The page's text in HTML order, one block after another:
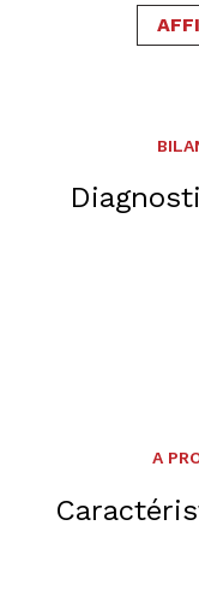
une salle de bain
accessible par
dotée d'un
votre contact :
A